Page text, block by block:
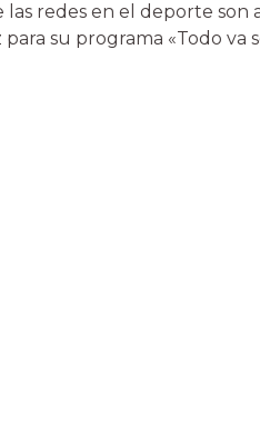
redes en el deporte son
su programa «Todo va